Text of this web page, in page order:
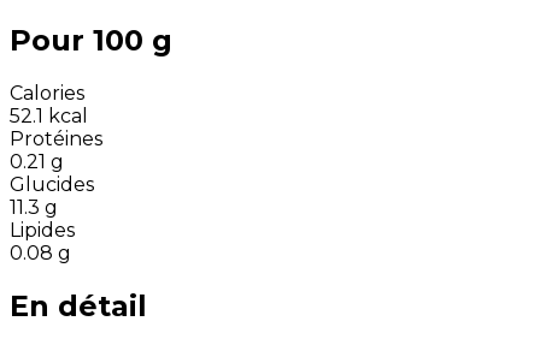
Pour 100 g
Calories
52.1 kcal
Protéines
0.21 g
Glucides
11.3 g
Lipides
0.08 g
En détail